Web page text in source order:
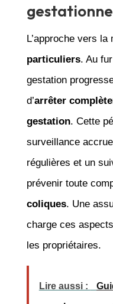
L’approche vers
particuliers. Au
gestation
d’arrêter
gestation. Cette
surveillance
régulières et un
prévenir toute
coliques. Une
charge ces
les propriétaires.
Lire aussi :